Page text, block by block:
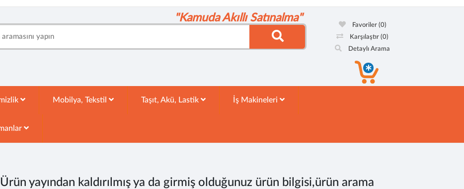
"Kamuda Akıllı Satınalma"
Favoriler (0)
Karşılaştır (0)
Detaylı Arama
Mobilya, Tekstil Taşıt, Akü, Lastik İş Makineleri
Ürün yayından kaldırılmış ya da girmiş olduğunuz ürün bilgisi,ürün arama